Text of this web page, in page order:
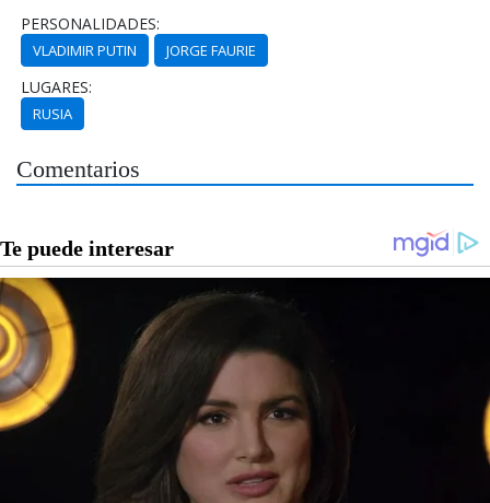
PERSONALIDADES:
VLADIMIR PUTIN JORGE FAURIE
LUGARES:
RUSIA
Comentarios